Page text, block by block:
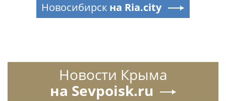
Новосибирск на Ria.city
Новости Крыма
на Sevpoisk.ru